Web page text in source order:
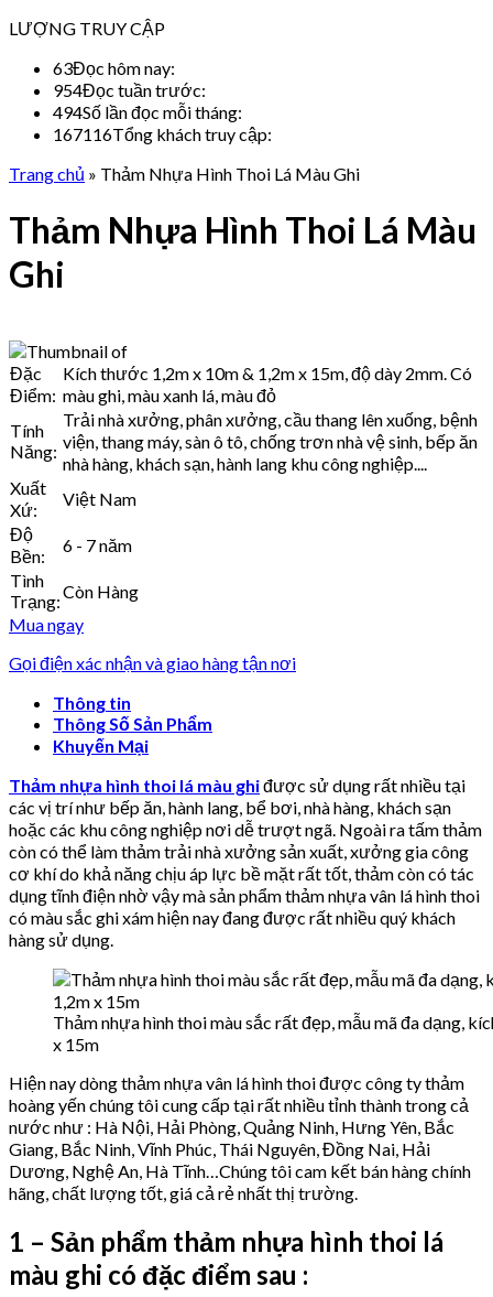
LƯỢNG TRUY CẬP
63Đọc hôm nay:
954Đọc tuần trước:
494Số lần đọc mỗi tháng:
167116Tổng khách truy cập:
Trang chủ » Thảm Nhựa Hình Thoi Lá Màu Ghi
Thảm Nhựa Hình Thoi Lá Màu
Ghi
Đặc
Điểm:
Kích thước 1,2m x 10m & 1,2m x 15m, độ dày 2mm. Có
màu ghi, màu xanh lá, màu đỏ
Tính
Năng:
Trải nhà xưởng, phân xưởng, cầu thang lên xuống, bệnh
viện, thang máy, sàn ô tô, chống trơn nhà vệ sinh, bếp ăn
nhà hàng, khách sạn, hành lang khu công nghiệp....
Xuất
Xứ:
Việt Nam
Độ
Bền:
6 - 7 năm
Tình
Trạng:Còn Hàng
Mua ngay
Gọi điện xác nhận và giao hàng tận nơi
Thông tin
Thông Số Sản Phẩm
Khuyến Mại
Thảm nhựa hình thoi lá màu ghiđược sử dụng rất nhiều tại
các vị trí như bếp ăn, hành lang, bể bơi, nhà hàng, khách sạn
hoặc các khu công nghiệp nơi dễ trượt ngã. Ngoài ra tấm thảm
còn có thể làm thảm trải nhà xưởng sản xuất, xưởng gia công
cơ khí do khả năng chịu áp lực bề mặt rất tốt, thảm còn có tác
dụng tĩnh điện nhờ vậy mà sản phẩm thảm nhựa vân lá hình thoi
có màu sắc ghi xám hiện nay đang được rất nhiều quý khách
hàng sử dụng.
Thảm nhựa hình thoi màu sắc rất đẹp, mẫu mã đa dạng,
x 15m
Hiện nay dòng thảm nhựa vân lá hình thoi được công ty thảm
hoàng yến chúng tôi cung cấp tại rất nhiều tỉnh thành trong cả
nước như : Hà Nội, Hải Phòng, Quảng Ninh, Hưng Yên, Bắc
Giang, Bắc Ninh, Vĩnh Phúc, Thái Nguyên, Đồng Nai, Hải
Dương, Nghệ An, Hà Tĩnh…Chúng tôi cam kết bán hàng chính
hãng, chất lượng tốt, giá cả rẻ nhất thị trường.
1 – Sản phẩm thảm nhựa hình thoi lá
màu ghi có đặc điểm sau :